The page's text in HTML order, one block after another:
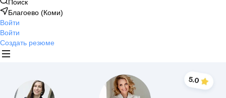
Поиск
Благоево (Коми)
Войти
Войти
Создать резюме